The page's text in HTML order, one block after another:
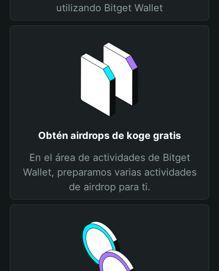
utilizando Bitget Wallet
Obtén airdrops de koge gratis
En el área de actividades de Bitget
Wallet, preparamos varias actividades
de airdrop para ti.